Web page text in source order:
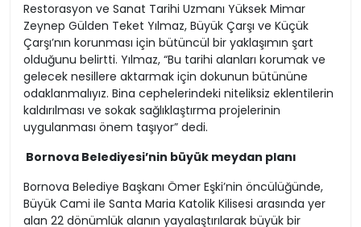
Restorasyon ve Sanat Tarihi Uzmanı Yüksek Mimar
Zeynep Gülden Teket Yılmaz, Büyük Çarşı ve Küçük
Çarşı’nın korunması için bütüncül bir yaklaşımın şart
olduğunu belirtti. Yılmaz, “Bu tarihi alanları korumak ve
gelecek nesillere aktarmak için dokunun bütününe
odaklanmalıyız. Bina cephelerindeki niteliksiz eklentilerin
kaldırılması ve sokak sağlıklaştırma projelerinin
uygulanması önem taşıyor” dedi.
Bornova Belediyesi’nin büyük meydan planı
Bornova Belediye Başkanı Ömer Eşki’nin öncülüğünde,
Büyük Cami ile Santa Maria Katolik Kilisesi arasında yer
alan 22 dönümlük alanın yayalaştırılarak büyük bir